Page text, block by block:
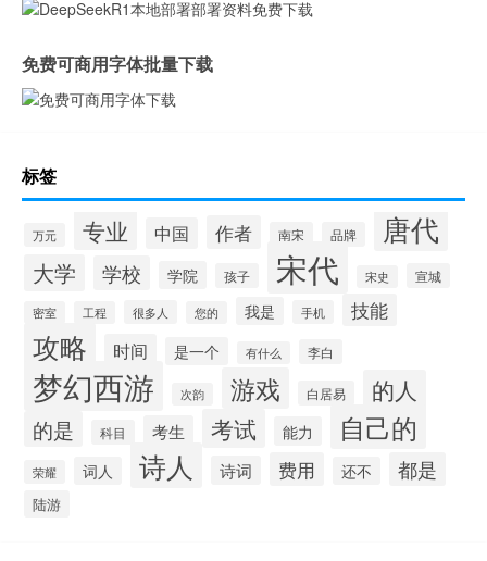
免费可商用字体批量下载
标签
万元 专业 中国 作者 南宋 品牌 唐代
大学 学校 学院 孩子 宋代 宋史 宣城
密室 工程 很多人 您的 我是 手机 技能
攻略 时间 是一个 有什么 李白
梦幻西游 次韵 游戏 白居易 的人
的是 科目 考生 考试 能力 自己的
荣耀 词人 诗人 诗词 费用 还不 都是
陆游